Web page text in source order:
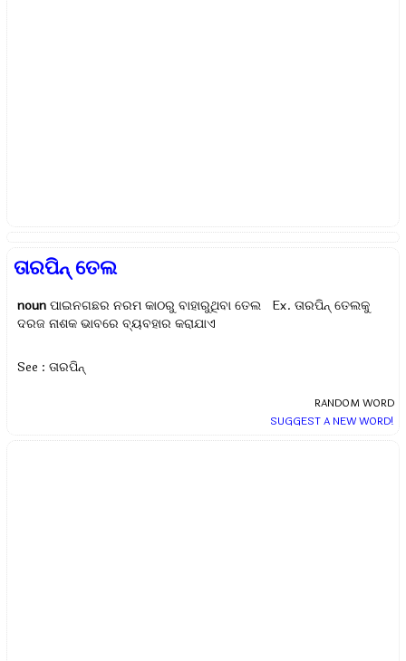
ତାରପିନ୍ ତେଲ
noun ପାଇନଗଛର ନରମ କାଠରୁ ବାହାରୁଥିବା ତେଲ Ex.ତାରପିନ୍ ତେଲକୁ
ଦରଜ ନାଶକ ଭାବରେ ବ୍ୟବହାର କରାଯାଏ
See : ତାରପିନ୍
RANDOM WORD
SUGGEST A NEW WORD!